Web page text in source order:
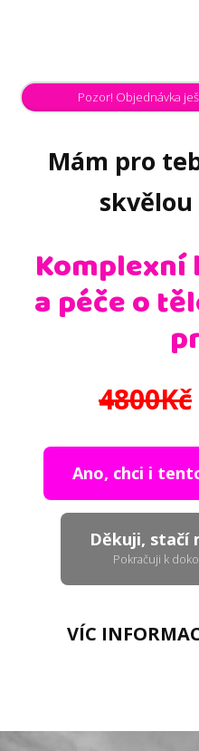
Pozor! Objednávka
Mám pro
Komplexní
a péče o
4800Kč
Ano, chci i
Děkuji, stačí
Pokračuji k
VÍC